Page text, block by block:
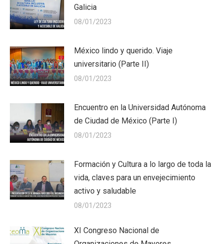
Galicia
08/01/2023
México lindo y querido. Viaje
universitario (Parte II)
08/01/2023
Encuentro en la Universidad Autónoma
de Ciudad de México (Parte I)
08/01/2023
Formación y Cultura a lo largo de toda la
vida, claves para un envejecimiento
activo y saludable
08/01/2023
XI Congreso Nacional de